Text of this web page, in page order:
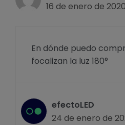
16 de enero de
En dónde puedo
focalizan la luz 180°
efectoLED
24 de enero de